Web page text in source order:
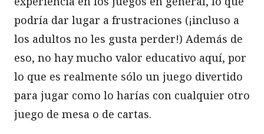
podría dar lugar a frustraciones (¡incluso a
los adultos no les gusta perder!) Además de
eso, no hay mucho valor educativo aquí, por
lo que es realmente sólo un juego divertido
para jugar como lo harías con cualquier otro
juego de mesa o de cartas.